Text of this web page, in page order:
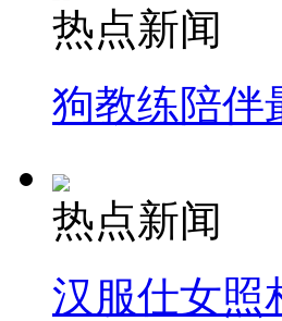
热点新闻
狗教练陪伴
热点新闻
汉服仕女照